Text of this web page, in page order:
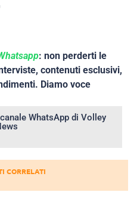
: non perderti le
contenuti esclusivi,
Diamo voce
WhatsApp di Volley
CORRELATI